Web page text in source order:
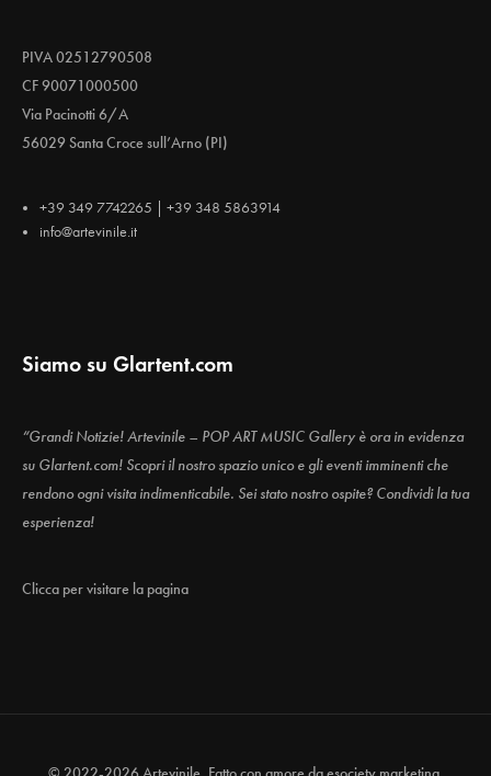
PIVA 02512790508
CF 90071000500
Via Pacinotti 6/A
56029 Santa Croce sull’Arno (PI)
+39 349 7742265 | +39 348 5863914
info@artevinile.it
Siamo su Glartent.com
“Grandi Notizie! Artevinile – POP ART MUSIC Gallery è ora in evidenza
su Glartent.com! Scopri il nostro spazio unico e gli eventi imminenti che
rendono ogni visita indimenticabile. Sei stato nostro ospite? Condividi la tua
esperienza!
Clicca per visitare la pagina